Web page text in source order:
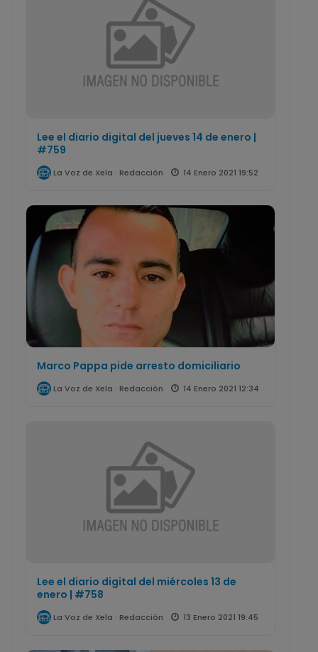
Lee el diario digital del jueves 14 de enero |
#759
La Voz de Xela · Redacción 14 Enero 2021 19:52
Marco Pappa pide arresto domiciliario
La Voz de Xela · Redacción 14 Enero 2021 12:34
Lee el diario digital del miércoles 13 de
enero | #758
La Voz de Xela · Redacción 13 Enero 2021 19:45